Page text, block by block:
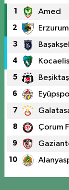
1 Amed
2
3
4
5 Beşiktaş
6
7
8 Çorum
9
10